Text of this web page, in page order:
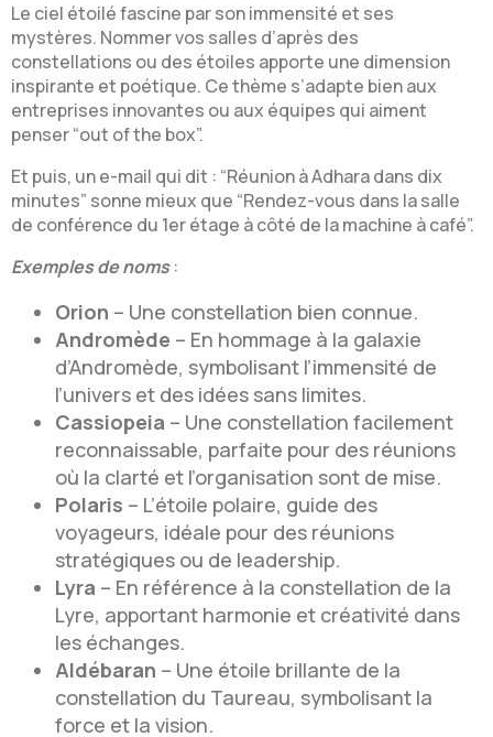
Le ciel étoilé fascine par son immensité et ses
mystères. Nommer vos salles d’après des
constellations ou des étoiles apporte une dimension
inspirante et poétique. Ce thème s’adapte bien aux
entreprises innovantes ou aux équipes qui aiment
penser “out of the box”.
Et puis, un e-mail qui dit : “Réunion à Adhara dans dix
minutes” sonne mieux que “Rendez-vous dans la salle
de conférence du 1er étage à côté de la machine à café”.
Exemples de noms:
Orion – Une constellation bien connue.
Andromède – En hommage à la galaxie
d’Andromède, symbolisant l’immensité de
l’univers et des idées sans limites.
Cassiopeia – Une constellation facilement
reconnaissable, parfaite pour des réunions
où la clarté et l’organisation sont de mise.
Polaris – L’étoile polaire, guide des
voyageurs, idéale pour des réunions
stratégiques ou de leadership.
Lyra – En référence à la constellation de la
Lyre, apportant harmonie et créativité dans
les échanges.
Aldébaran – Une étoile brillante de la
constellation du Taureau, symbolisant la
force et la vision.